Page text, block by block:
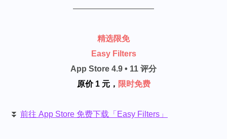
——————————
精选限免
Easy Filters
App Store 4.9 • 11 评分
原价 1 元， 限时免费
⏬ 前往 App Store 免费下载「Easy Filters」